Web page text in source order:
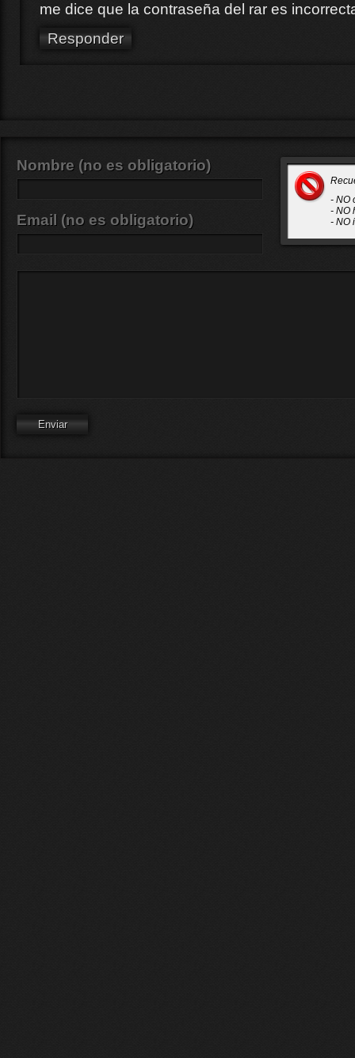
me dice que la contraseña del rar es
Responder
- NO
- NO
- NO
Nombre (no es obligatorio)
Email (no es obligatorio)